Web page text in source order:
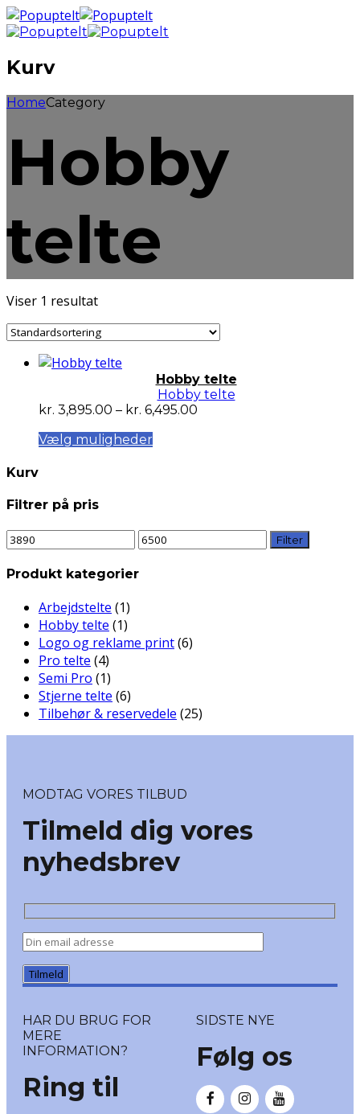
Kurv
HomeCategory
Hobby
telte
Viser 1 resultat
Hobby telte
Hobby telte
kr. 3,895.00 – kr. 6,495.00
Vælg muligheder
Mulighederne
kan
Kurv
Filtrer på pris
Mindste
pris
Højeste
pris
Filter
Produkt kategorier
Arbejdstelte (1)
Hobby telte (1)
Logo og reklame print(6)
Pro telte (4)
Semi Pro (1)
Stjerne telte (6)
Tilbehør & reservedele (25)
MODTAG VORES TILBUD
Tilmeld dig vores
nyhedsbrev
HAR DU BRUG FOR
MERE
INFORMATION?
Ring til
SIDSTE NYE
Følg os